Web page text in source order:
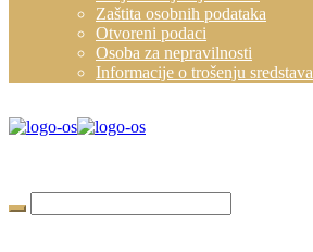
Zaštita osobnih podataka
Otvoreni podaci
Osoba za nepravilnosti
Informacije o trošenju sredstava